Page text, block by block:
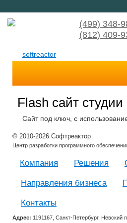
(499) 348-
(812) 409-
softreactor
Flash cайт
Сайт под ключ, с
© 2010-2026 Софтреактор
Центр разработки программного
Компания Решения
Направления бизнеса
Контакты
Адрес: 1191167, Санкт-Петербург, Невский